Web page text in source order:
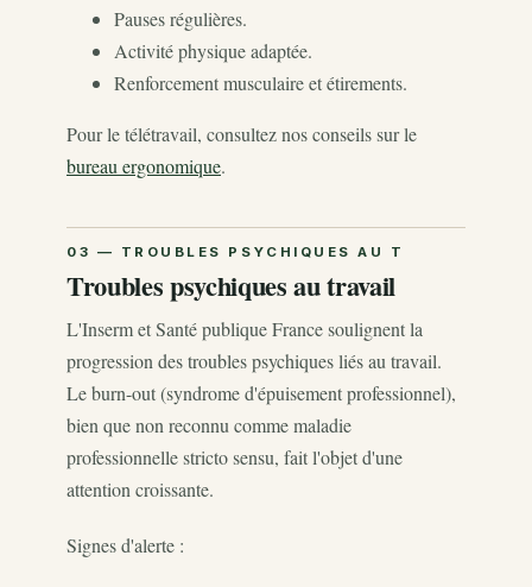
Pauses régulières.
Activité physique adaptée.
Renforcement musculaire et étirements.
Pour le télétravail, consultez nos conseils sur le
bureau ergonomique.
Troubles psychiques au travail
L'Inserm et Santé publique France soulignent la
progression des troubles psychiques liés au travail.
Le burn-out (syndrome d'épuisement professionnel),
bien que non reconnu comme maladie
professionnelle stricto sensu, fait l'objet d'une
attention croissante.
Signes d'alerte :